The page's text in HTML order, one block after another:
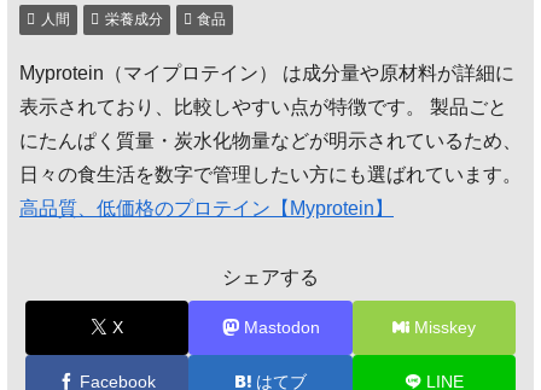
人間 栄養成分 食品
Myprotein（マイプロテイン） は成分量や原材料が詳細に
表示されており、比較しやすい点が特徴です。 製品ごと
にたんぱく質量・炭水化物量などが明示されているため、
日々の食生活を数字で管理したい方にも選ばれています。
高品質、低価格のプロテイン【Myprotein】
シェアする
X Mastodon Misskey
Facebook はてブ LINE